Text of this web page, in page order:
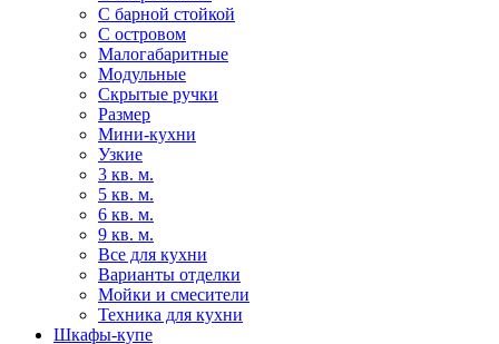
С барной стойкой
С островом
Малогабаритные
Модульные
Скрытые ручки
Размер
Мини-кухни
Узкие
3 кв. м.
5 кв. м.
6 кв. м.
9 кв. м.
Все для кухни
Варианты отделки
Мойки и смесители
Техника для кухни
Шкафы-купе